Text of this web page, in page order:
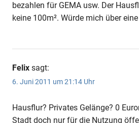
bezahlen für GEMA usw. Der
keine 100m². Würde mich über
Felix sagt:
6. Juni 2011 um 21:14 Uhr
Hausflur? Privates Gelänge? 0
Stadt doch nur für die Nutzung